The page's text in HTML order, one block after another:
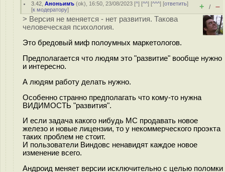
3.42 ,Аноньимъ (ok), 16:50, 23/08/2023 [^] [^^] [^^^] [ответить]
[к модератору] + / –
> Версия не меняется - нет развития. Такова
человеческая психология.
Это бредовый миф полоумных маркетологов.
Предполагается что людям это "развитие" вообще нужно
и интересно.
А людям работу делать нужно.
Особенно странно предполагать что кому-то нужна
ВИДИМОСТЬ "развития".
И если задача какого нибудь МС продавать новое
железо и новые лицензии, то у некоммерческого проэкта
таких проблем не стоит.
И пользователи Виндовс ненавидят каждое новое
изменение всего.
Андроид меняет версии исключительно с целью поломки